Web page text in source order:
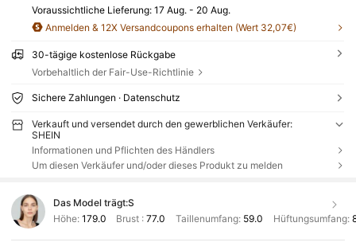
Voraussichtliche Lieferung: 17 Aug. - 20 Aug.
Anmelden & 12X Versandcoupons erhalten (Wert 32,07€)
30-tägige kostenlose Rückgabe
Vorbehaltlich der Fair-Use-Richtlinie
Sichere Zahlungen · Datenschutz
Verkauft und versendet durch den gewerblichen Verkäufer:
SHEIN
Informationen und Pflichten des Händlers
Um diesen Verkäufer und/oder dieses Produkt zu melden
Das Model trägt:S
Höhe: 179.0 Brust :77.0 Taillenumfang: 59.0 Hüftungsumfang: